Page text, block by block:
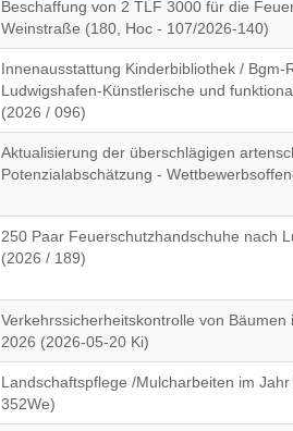
Beschaffung von 2 TLF 3000 für die
Weinstraße (180, Hoc - 107/2026-140)
Innenausstattung Kinderbibliothek / Bgm-
Ludwigshafen-Künstlerische und
(2026 / 096)
Aktualisierung der überschlägigen
Potenzialabschätzung -
250 Paar Feuerschutzhandschuhe nach
(2026 / 189)
Verkehrssicherheitskontrolle von
2026 (2026-05-20 Ki)
Landschaftspflege /Mulcharbeiten im
352We)